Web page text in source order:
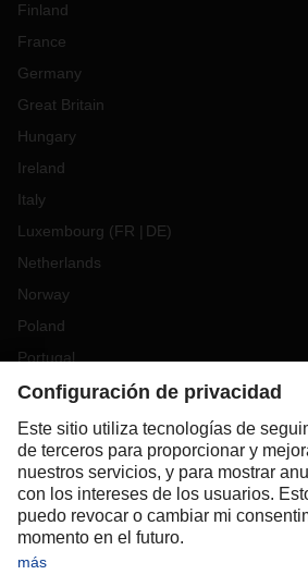
Finland
France
Germany
Great Britain
Hungary
Ireland
Italy
Luxembourg (FR DE)
Netherlands
Norway
Poland
Portugal
Romania
Slovakia
Spain
Sweden
Switzerland(DE FR)
Turkey